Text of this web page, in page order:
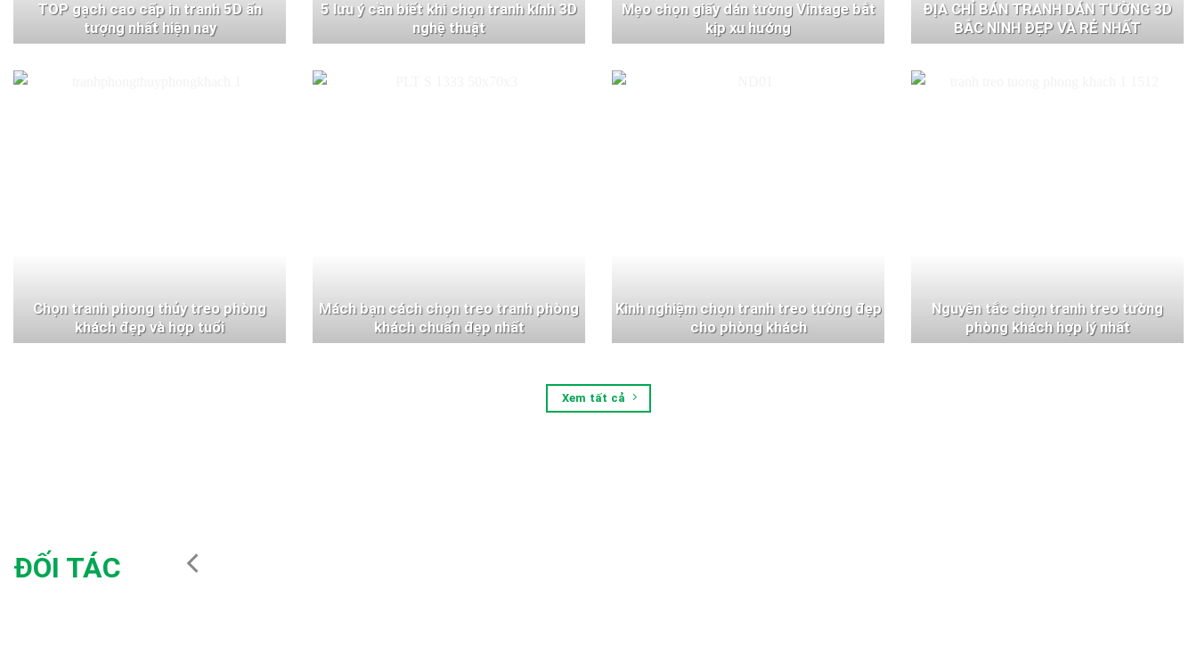
TOP gạch cao cấp in tranh 5D ấn
tượng nhất hiện nay
5 lưu ý cần biết khi chọn tranh kính 3D
nghệ thuật
Mẹo chọn giấy dán tường Vintage bắt
kịp xu hướng
ĐỊA CHỈ BÁN TRANH DÁN TƯỜNG 3D
BẮC NINH ĐẸP VÀ RẺ NHẤT
Chọn tranh phong thủy treo phòng
khách đẹp và hợp tuổi
Mách bạn cách chọn treo tranh phòng
khách chuẩn đẹp nhất
Kinh nghiệm chọn tranh treo tường đẹp
cho phòng khách
Nguyên tắc chọn tranh treo tường
phòng khách hợp lý nhất
Xem tất cả
ĐỐI TÁC